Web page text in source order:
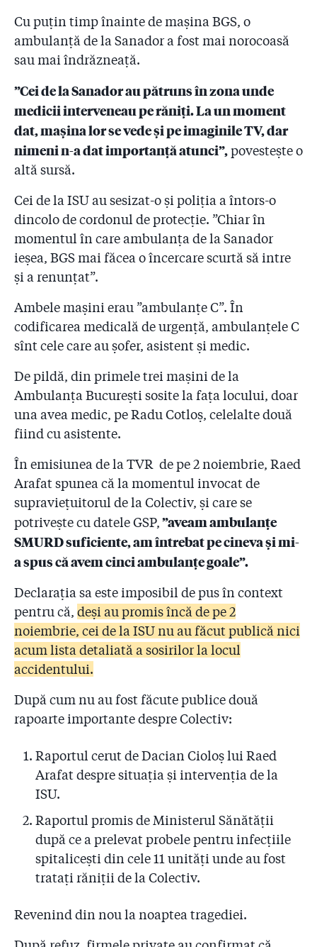
Cu puțin timp înainte de mașina BGS, o
ambulanță de la Sanador a fost mai norocoasă
sau mai îndrăzneață.
”Cei de la Sanador au pătruns în zona unde
medicii interveneau pe răniți. La un moment
dat, mașina lor se vede și pe imaginile TV, dar
nimeni n-a dat importanță atunci”,povestește o
altă sursă.
Cei de la ISU au sesizat-o și poliția a întors-o
dincolo de cordonul de protecție. ”Chiar în
momentul în care ambulanța de la Sanador
ieșea, BGS mai făcea o încercare scurtă să intre
și a renunțat”.
Ambele mașini erau ”ambulanțe C”. În
codificarea medicală de urgență, ambulanțele C
sînt cele care au șofer, asistent și medic.
De pildă, din primele trei mașini de la
Ambulanța București sosite la fața locului, doar
una avea medic, pe Radu Cotloș, celelalte două
fiind cu asistente.
În emisiunea de la TVR de pe 2 noiembrie, Raed
Arafat spunea că la momentul invocat de
supraviețuitorul de la Colectiv, și care se
potrivește cu datele GSP,”aveam ambulanțe
SMURD suficiente, am întrebat pe cineva și mi-
a spus că avem cinci ambulanțe goale”.
Declarația sa este imposibil de pus în context
pentru că, deși au promis încă de pe 2
noiembrie, cei de la ISU nu au făcut publică nici
acum lista detaliată a sosirilor la locul
accidentului.
După cum nu au fost făcute publice două
rapoarte importante despre Colectiv:
Raportul cerut de Dacian Cioloș lui Raed
Arafat despre situația și intervenția de la
ISU.
Raportul promis de Ministerul Sănătății
după ce a prelevat probele pentru infecțiile
spitalicești din cele 11 unități unde au fost
tratați răniții de la Colectiv.
Revenind din nou la noaptea tragediei.